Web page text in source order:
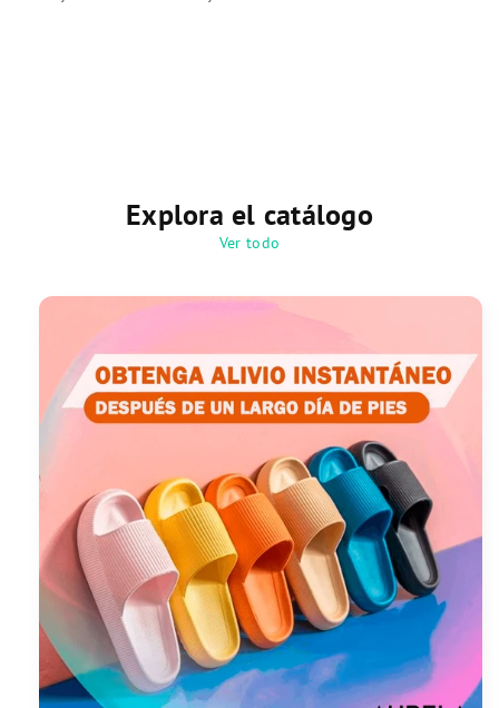
Explora el catálogo
Ver todo